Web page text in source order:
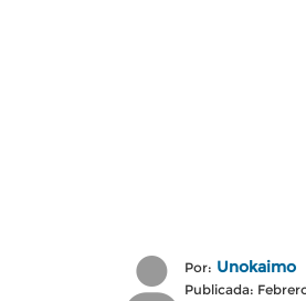
Por: Unokaimo
Publicada: